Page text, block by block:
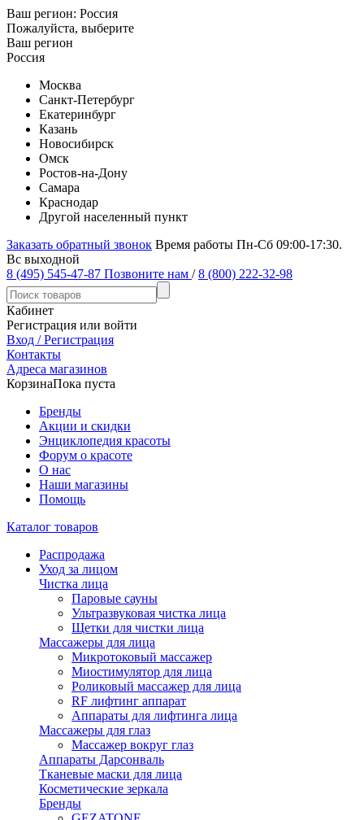
Ваш регион: Россия
Пожалуйста, выберите
Ваш регион
Россия
Москва
Санкт-Петербург
Екатеринбург
Казань
Новосибирск
Омск
Ростов-на-Дону
Самара
Краснодар
Другой населенный пункт
Заказать обратный звонок Время работы Пн-Сб 09:00-17:30.
Вс выходной
8 (495) 545-47-87 Позвоните нам / 8 (800) 222-32-98
Кабинет
Регистрация или войти
Вход / Регистрация
Контакты
Адреса магазинов
КорзинаПока пуста
Бренды
Акции и скидки
Энциклопедия красоты
Форум о красоте
О нас
Наши магазины
Помощь
Каталог товаров
Распродажа
Уход за лицом
Чистка лица
Паровые сауны
Ультразвуковая чистка лица
Щетки для чистки лица
Массажеры для лица
Микротоковый массажер
Миостимулятор для лица
Роликовый массажер для лица
RF лифтинг аппарат
Аппараты для лифтинга лица
Массажеры для глаз
Массажер вокруг глаз
Аппараты Дарсонваль
Тканевые маски для лица
Косметические зеркала
Бренды